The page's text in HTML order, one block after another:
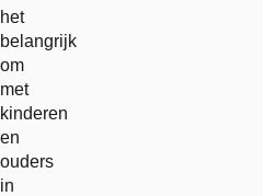
het
belangrijk
om
met
kinderen
en
ouders
in